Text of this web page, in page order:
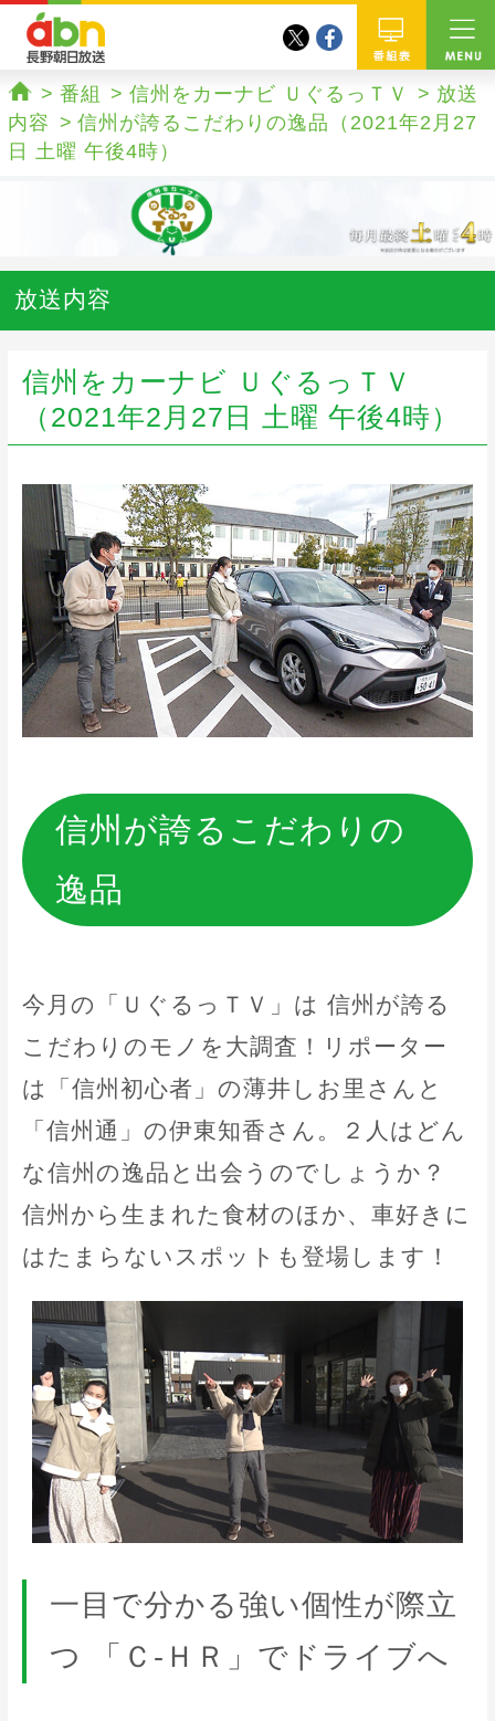
番組
twitterfacebook
ホーム
番組 信州をカーナビ ＵぐるっＴＶ
放送
内容
信州が誇るこだわりの逸品（2021年2月27
日 土曜 午後4時）
放送内容
信州をカーナビ ＵぐるっＴＶ
（2021年2月27日 土曜 午後4時）
信州が誇るこだわりの
逸品
今月の「ＵぐるっＴＶ」は 信州が誇る
こだわりのモノを大調査！リポーター
は「信州初心者」の薄井しお里さんと
「信州通」の伊東知香さん。２人はどん
な信州の逸品と出会うのでしょうか？
信州から生まれた食材のほか、車好きに
はたまらないスポットも登場します！
一目で分かる強い個性が際立
つ 「Ｃ-ＨＲ」でドライブへ